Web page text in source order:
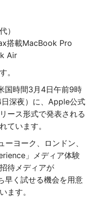
）
搭載MacBook Pro
Air
。
国時間3月4日午前9時
日深夜）に、Apple公式
ース形式で発表される
ています。
ヨーク、ロンドン、
」メディア体験
待メディアが
早く試せる機会を用意
ます。